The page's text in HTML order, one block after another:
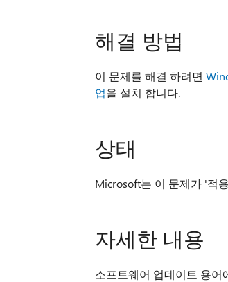
해결 방법
이 문제를 해결 하려면
업을 설치 합니다.
상태
Microsoft는 이 문제가 '적
자세한 내용
소프트웨어 업데이트 용어